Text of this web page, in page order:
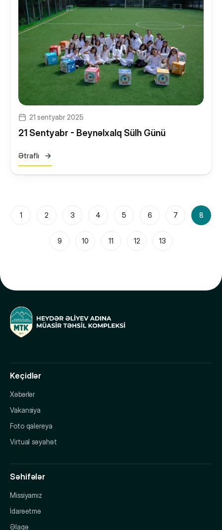
21 sentyabr 2025
21 Sentyabr - Beynəlxalq Sülh Günü
Ətraflı
1 2 3 4 5 6 7 8
9 10 11 12 13
Keçidlər
Xəbərlər
Vakansiya
Foto qalereya
Virtual səyahət
Səhifələr
Missiyamız
İdarəetmə
Əlaqə